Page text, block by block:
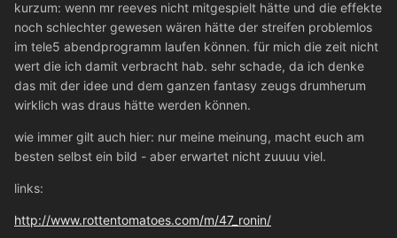
kurzum: wenn mr reeves nicht mitgespielt hätte und die effekte
noch schlechter gewesen wären hätte der streifen problemlos
im tele5 abendprogramm laufen können. für mich die zeit nicht
wert die ich damit verbracht hab. sehr schade, da ich denke
das mit der idee und dem ganzen fantasy zeugs drumherum
wirklich was draus hätte werden können.
wie immer gilt auch hier: nur meine meinung, macht euch am
besten selbst ein bild - aber erwartet nicht zuuuu viel.
links:
http://www.rottentomatoes.com/m/47_ronin/